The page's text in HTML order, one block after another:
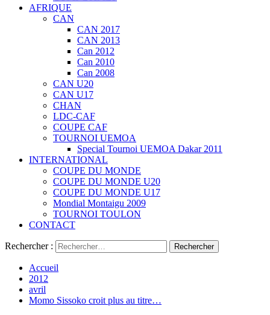
AFRIQUE
CAN
CAN 2017
CAN 2013
Can 2012
Can 2010
Can 2008
CAN U20
CAN U17
CHAN
LDC-CAF
COUPE CAF
TOURNOI UEMOA
Special Tournoi UEMOA Dakar 2011
INTERNATIONAL
COUPE DU MONDE
COUPE DU MONDE U20
COUPE DU MONDE U17
Mondial Montaigu 2009
TOURNOI TOULON
CONTACT
Rechercher :
Accueil
2012
avril
Momo Sissoko croit plus au titre…